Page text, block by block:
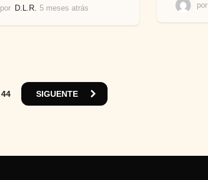
por
por D.L.R. 5 meses atrás
r
á
44 SIGUENTE